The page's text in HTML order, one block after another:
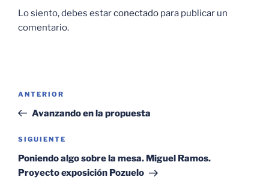
Lo siento, debes estarconectado para publicar un
comentario.
entradas
Entrada
anterior:
ANTERIOR
Avanzando en la propuesta
Siguiente
entrada
SIGUIENTE
Poniendo algo sobre la mesa. Miguel Ramos.
Proyecto exposición Pozuelo